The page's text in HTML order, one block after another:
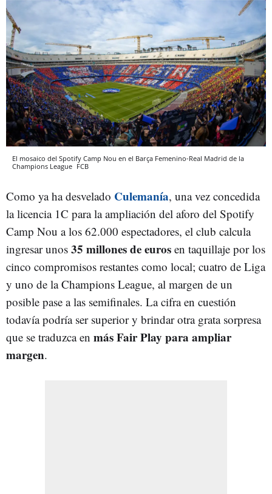
El mosaico del Spotify Camp Nou en el Barça Femenino-Real Madrid de la
Champions League FCB
Como ya ha desvelado Culemanía, una vez concedida
la licencia 1C para la ampliación del aforo del Spotify
Camp Nou a los 62.000 espectadores, el club calcula
ingresar unos 35 millones de euros en taquillaje por los
cinco compromisos restantes como local; cuatro de Liga
y uno de la Champions League, al margen de un
posible pase a las semifinales. La cifra en cuestión
todavía podría ser superior y brindar otra grata sorpresa
que se traduzca en más Fair Play para ampliar
margen.